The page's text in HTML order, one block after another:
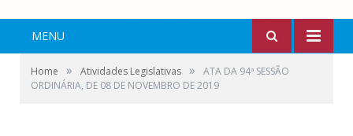
MENU
Home » Atividades Legislativas »
ATA DA 94ª SESSÃO
ORDINÁRIA, DE 08 DE NOVEMBRO DE 2019